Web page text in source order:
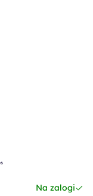
Na zalogi